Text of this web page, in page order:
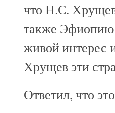
что Н.С.
также Эфиопию
живой интерес
Хрущев эти
Ответил, что